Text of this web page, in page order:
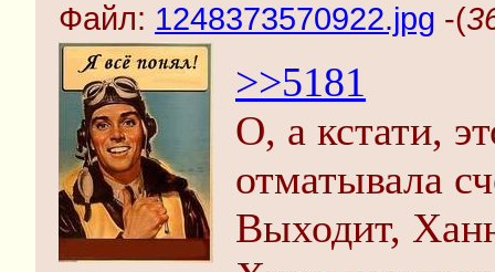
Файл: 1248373570922.jpg -(
>>5181
О, а кстати,
отматывала
Выходит,